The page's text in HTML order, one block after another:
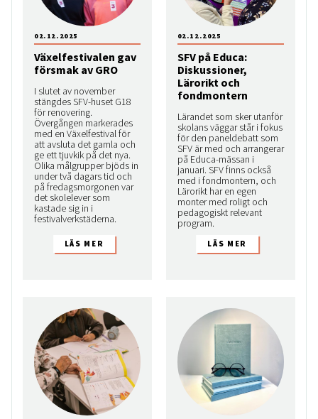
Växelfestivalen gav
försmak av GRO
I slutet av november
stängdes SFV-huset G18
för renovering.
Övergången markerades
med en Växelfestival för
att avsluta det gamla och
ge ett tjuvkik på det nya.
Olika målgrupper bjöds in
under två dagars tid och
på fredagsmorgonen var
det skolelever som
kastade sig in i
festivalverkstäderna.
02.12.2025
SFV på Educa:
Diskussioner,
Lärorikt och
fondmontern
Lärandet som sker utanför
skolans väggar står i fokus
för den paneldebatt som
SFV är med och arrangerar
på Educa-mässan i
januari. SFV finns också
med i fondmontern, och
Lärorikt har en egen
monter med roligt och
pedagogiskt relevant
program.
02.12.2025